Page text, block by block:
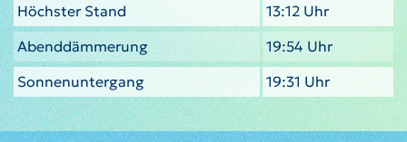
Höchster Stand
13:12 Uhr
Abenddämmerung
19:54 Uhr
Sonnenuntergang
19:31 Uhr